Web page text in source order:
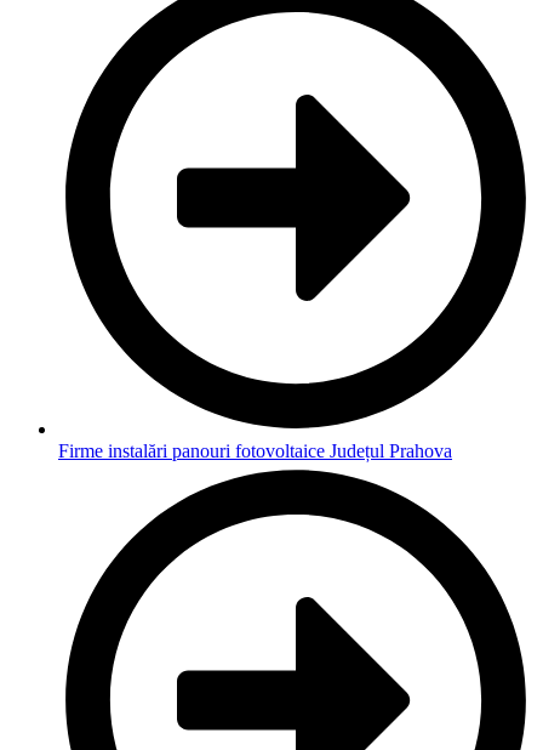
Firme instalări panouri fotovoltaice Județul Prahova